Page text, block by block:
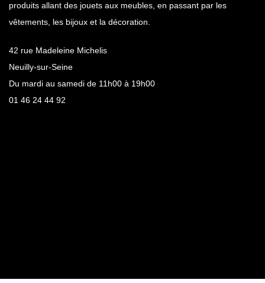
produits allant des jouets aux meubles, en passant par les
vêtements, les bijoux et la décoration.
42 rue Madeleine Michelis
Neuilly-sur-Seine
Du mardi au samedi de 11h00 à 19h00
01 46 24 44 92